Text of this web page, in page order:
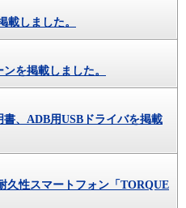
載しました。
を掲載しました。
書、ADB用USBドライバを掲載
久性スマートフォン「TORQUE